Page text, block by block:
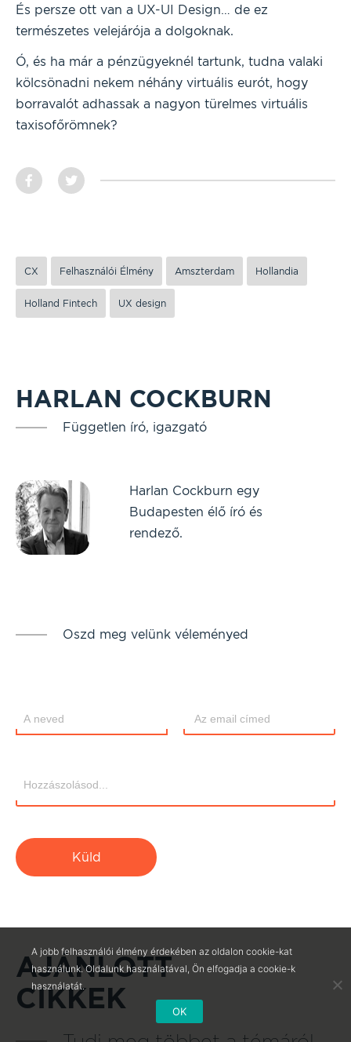
És persze ott van a UX-UI Design… de ez
természetes velejárója a dolgoknak.
Ó, és ha már a pénzügyeknél tartunk, tudna valaki
kölcsönadni nekem néhány virtuális eurót, hogy
borravalót adhassak a nagyon türelmes virtuális
taxisofőrömnek?
CX Felhasználói Élmény Amszterdam Hollandia
Holland Fintech UX design
HARLAN COCKBURN
Független író, igazgató
Harlan Cockburn egy
Budapesten élő író és
rendező.
Oszd meg velünk véleményed
Küld
AJÁNLOTT
CIKKEK
A jobb felhasználói élmény érdekében az oldalon cookie-kat
használunk. Oldalunk használatával, Ön elfogadja a cookie-k
használatát.
OK